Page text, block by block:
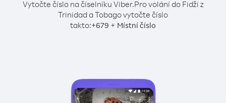
Vytočte číslo na číselníku Viber.Pro volání do Fidži z
Trinidad a Tobago vytočte číslo
takto:+679 + Místní číslo